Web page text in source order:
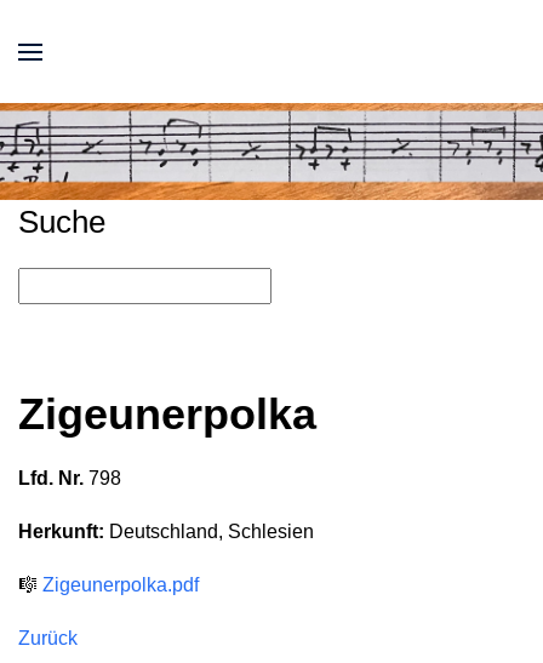
Suche
Zigeunerpolka
Lfd. Nr. 798
Herkunft: Deutschland, Schlesien
🎼 Zigeunerpolka.pdf
Zurück